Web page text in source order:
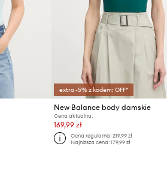
extra -5% z kodem: OFF*
New Balance body damskie
Cena aktualna:
169,99 zł
Cena regularna: 219,99 zł
Najniższa cena: 179,99 zł